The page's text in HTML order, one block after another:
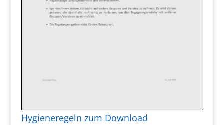
Hygieneregeln zum Download